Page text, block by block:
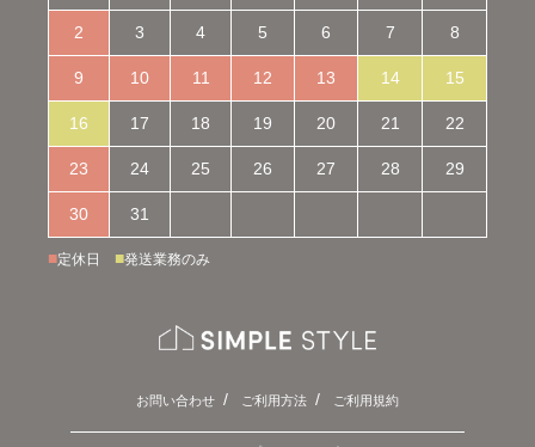
2 3 4 5 6 7 8
9 10 11 12 13 14 15
16 17 18 19 20 21 22
23 24 25 26 27 28 29
30 31
■定休日 ■発送業務のみ
お問い合わせ ご利用方法 ご利用規約